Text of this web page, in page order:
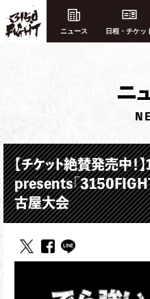
ニュース 日程・チケッ
ニ
【チケット絶賛発売中！
presents「
古屋大会